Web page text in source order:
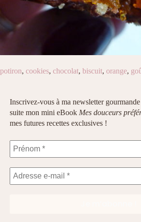
potiron, cookies, chocolat, biscuit, orange,
Inscrivez-vous à ma newsletter
suite mon mini eBook Mes douceurs
mes futures recettes exclusives !